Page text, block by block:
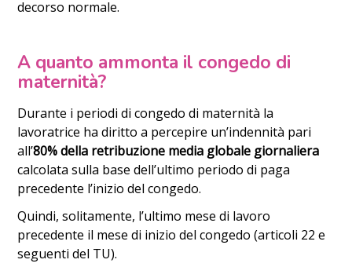
decorso normale.
A quanto ammonta il congedo di
maternità?
Durante i periodi di congedo di maternità la
lavoratrice ha diritto a percepire un’indennità pari
all’80% della retribuzione media globale giornaliera
calcolata sulla base dell’ultimo periodo di paga
precedente l’inizio del congedo.
Quindi, solitamente, l’ultimo mese di lavoro
precedente il mese di inizio del congedo (articoli 22 e
seguenti del TU).